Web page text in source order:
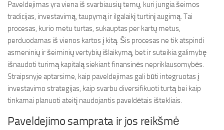
Paveldejimas yra viena iš svarbiausių temų, kuri jungia šeimos
tradicijas, investavimą, taupymą ir ilgalaikį turtinį augimą. Tai
procesas, kurio metu turtas, sukauptas per kartų metus,
perduodamas iš vienos kartos į kitą. Šis procesas ne tik atspindi
asmeninių ir šeiminių vertybių išlaikymą, bet ir suteikia galimybę
išnaudoti turimą kapitalą siekiant finansinės nepriklausomybės.
Straipsnyje aptarsime, kaip paveldejimas gali būti integruotas į
investavimo strategijas, kaip svarbu diversifikuoti turtą bei kaip
tinkamai planuoti ateitį naudojantis paveldėtais ištekliais.
Paveldejimo samprata ir jos reikšmė